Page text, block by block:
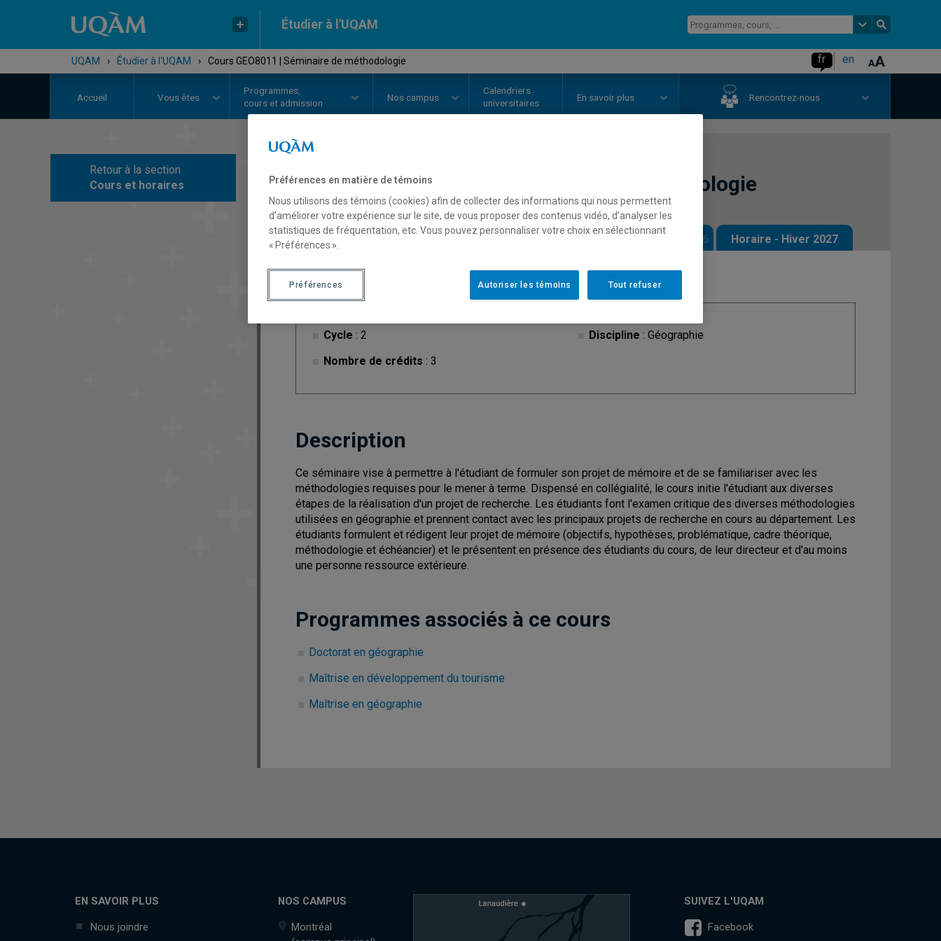
Étudier à l'UQAM
UQAM › Étudier à l'UQAM › Cours GEO8011 | Séminaire de méthodologie fr en
Accueil Vous êtes
Programmes,
cours et admission
Nos campus
Calendriers
universitaires
En savoir plus Rencontrez-nous
Retour à la section
Cours et horaires
COURS// GEO8011 Séminaire de méthodologie
Description Horaire - Été 2026 Horaire - Automne 2026 Horaire - Hiver 2027
Cycle : 2
Nombre de crédits : 3
Discipline : Géographie
Description
Ce séminaire vise à permettre à l'étudiant de formuler son projet de mémoire et de se familiariser avec les
méthodologies requises pour le mener à terme. Dispensé en collégialité, le cours initie l'étudiant aux diverses
étapes de la réalisation d'un projet de recherche. Les étudiants font l'examen critique des diverses méthodologies
utilisées en géographie et prennent contact avec les principaux projets de recherche en cours au département. Les
étudiants formulent et rédigent leur projet de mémoire (objectifs, hypothèses, problématique, cadre théorique,
méthodologie et échéancier) et le présentent en présence des étudiants du cours, de leur directeur et d'au moins
une personne ressource extérieure.
Programmes associés à ce cours
Doctorat en géographie
Maîtrise en développement du tourisme
Maîtrise en géographie
EN SAVOIR PLUS
Nous joindre
NOS CAMPUS
Montréal
SUIVEZ L'UQAM
Facebook
Préférences en matière de témoins
Nous utilisons des témoins (cookies) afin de collecter des informations qui nous permettent
d’améliorer votre expérience sur le site, de vous proposer des contenus vidéo, d’analyser les
statistiques de fréquentation, etc. Vous pouvez personnaliser votre choix en sélectionnant
« Préférences ».
Tout refuser
Autoriser les témoins
Préférences